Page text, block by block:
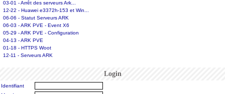
03-01 - Arrêt des serveurs Ark...
12-22 - Huawei e3372h-153 et Win...
06-06 - Statut Serveurs ARK
06-03 - ARK PVE - Event X6
05-29 - ARK PVE - Configuration
04-13 - ARK PVE
01-18 - HTTPS Woot
12-11 - Serveurs ARK
Login
Identifiant